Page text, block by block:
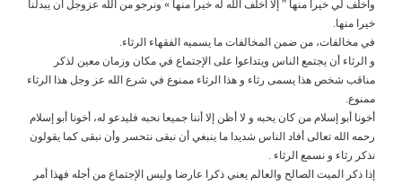
وأخلف لي خيراً منها ” إلا أخلف الله له خيراً منها » ونرجو من الله عزوجل أن يبدلنا
خيرا منها.
في مخالفات، من ضمن المخالفات ما يسميه الفقهاء الرثاء.
و الرثاء أن يجتمع الناس ويتداعوا على الإجتماع في مكان وزمان معين لذكر
مناقب شخص هذا يسمى رثاء و هذا الرثاء ممنوع في شرع الله عز وجل هذا الرثاء
ممنوع.
أخونا أبو إسلام من كان يحبه و لا أظن إلا أننا جميعا نحبه فليدعو له، أخونا أبو إسلام
رحمه الله تعالى أفاد الناس شديدا ما ينبغي أن نبقى نتحسر وأن نبقى كما يقولون
نذكر رثاء و نسمع الرثاء .
إذا ذكر الميت الصالح والعالم يعني ذكرا عارضا وليس الإجتماع من أجله فهذا أمر